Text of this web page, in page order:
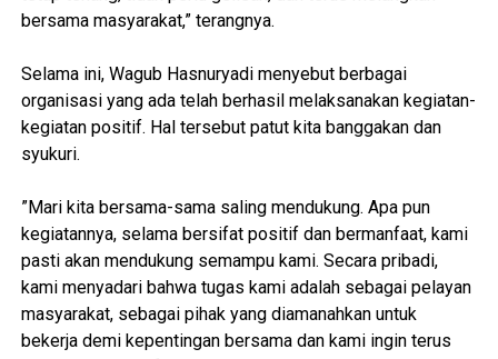
bersama masyarakat,” terangnya.
‎Selama ini, Wagub Hasnuryadi menyebut berbagai
organisasi yang ada telah berhasil melaksanakan kegiatan-
kegiatan positif. Hal tersebut patut kita banggakan dan
syukuri.
‎”Mari kita bersama-sama saling mendukung. Apa pun
kegiatannya, selama bersifat positif dan bermanfaat, kami
pasti akan mendukung semampu kami. Secara pribadi,
kami menyadari bahwa tugas kami adalah sebagai pelayan
masyarakat, sebagai pihak yang diamanahkan untuk
bekerja demi kepentingan bersama dan kami ingin terus